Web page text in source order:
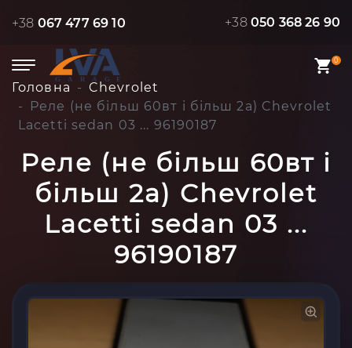
+38 067 477 69 10 +38 050 368 26 90
0
Головна
Chevrolet
Реле (не більш 60вт і більш 2а) Chevrolet
Lacetti sedan 03 ... 96190187
Реле (не більш 60вт і
більш 2а) Chevrolet
Lacetti sedan 03 ...
96190187